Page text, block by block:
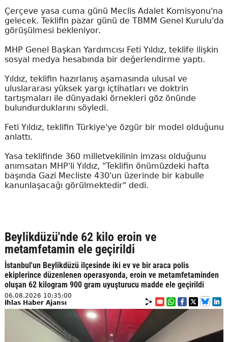
Çerçeve yasa cuma günü Meclis Adalet Komisyonu'na
gelecek. Teklifin pazar günü de TBMM Genel Kurulu'da
görüşülmesi bekleniyor.
MHP Genel Başkan Yardımcısı Feti Yıldız, teklife ilişkin
sosyal medya hesabında bir değerlendirme yaptı.
Yıldız, teklifin hazırlanış aşamasında ulusal ve
uluslararası yüksek yargı içtihatları ve doktrin
tartışmaları ile dünyadaki örnekleri göz önünde
bulundurduklarını söyledi.
Feti Yıldız, teklifin Türkiye'ye özgür bir model olduğunu
anlattı.
Yasa teklifinde 360 milletvekilinin imzası olduğunu
anımsatan MHP'li Yıldız, "Teklifin önümüzdeki hafta
başında Gazi Mecliste 430'un üzerinde bir kabulle
kanunlaşacağı görülmektedir" dedi.
Beylikdüzü'nde 62 kilo eroin ve
metamfetamin ele geçirildi
İstanbul'un Beylikdüzü ilçesinde iki ev ve bir araca polis
ekiplerince düzenlenen operasyonda, eroin ve metamfetaminden
oluşan 62 kilogram 900 gram uyuşturucu madde ele geçirildi
06.08.2026 10:35:00
İhlas Haber Ajansı